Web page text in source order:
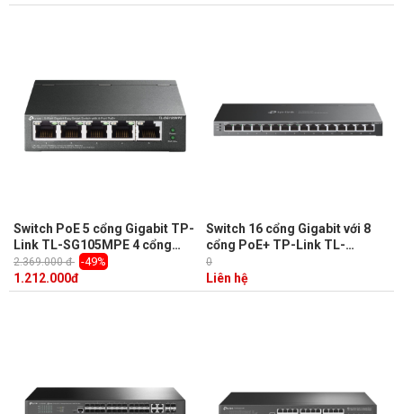
Switch PoE 5 cổng Gigabit TP-
Link TL-SG105MPE 4 cổng
PoE+ công suất đến 120W
2.369.000 đ -49%
1.212.000đ
Switch 16 cổng Gigabit với 8
cổng PoE+ TP-Link TL-
SG2016P tích hợp Omada SDN
0
Liên hệ